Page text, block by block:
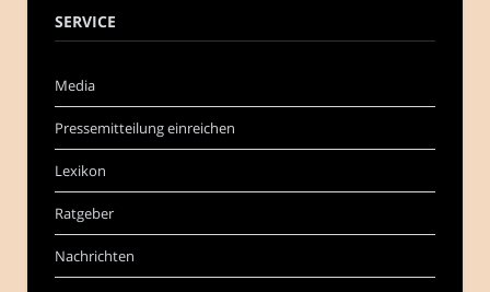
SERVICE
Media
Pressemitteilung einreichen
Lexikon
Ratgeber
Nachrichten